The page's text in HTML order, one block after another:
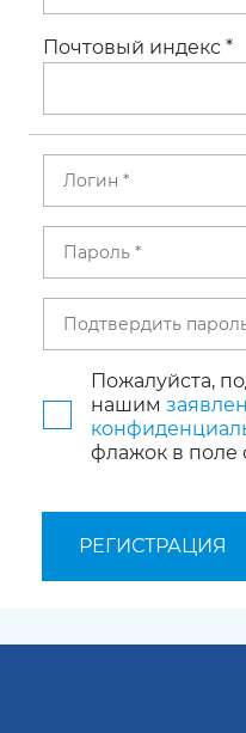
Почтовый индекс *
Пожалуйста,
нашим
флажок в поле